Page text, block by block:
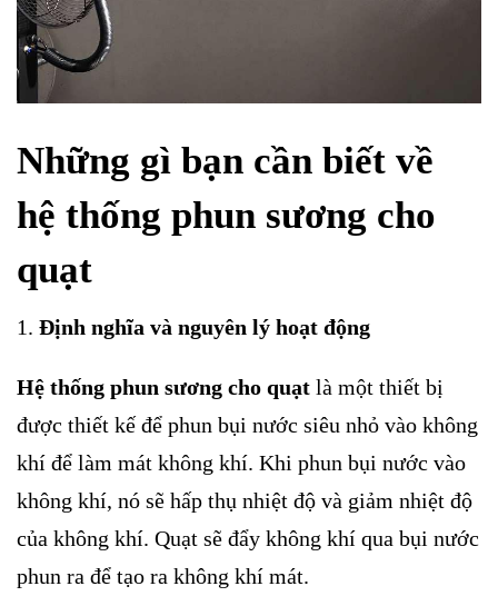
Những gì bạn cần biết về
hệ thống phun sương cho
quạt
Định nghĩa và nguyên lý hoạt động
Hệ thống phun sương cho quạt là một thiết bị
được thiết kế để phun bụi nước siêu nhỏ vào không
khí để làm mát không khí. Khi phun bụi nước vào
không khí, nó sẽ hấp thụ nhiệt độ và giảm nhiệt độ
của không khí. Quạt sẽ đẩy không khí qua bụi nước
phun ra để tạo ra không khí mát.